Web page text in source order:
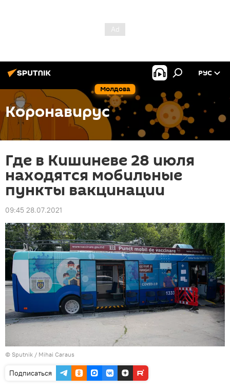
Молдова
РУС
Коронавирус
Где в Кишиневе 28 июля
находятся мобильные
пункты вакцинации
09:45 28.07.2021
© Sputnik / Mihai Caraus
Подписаться